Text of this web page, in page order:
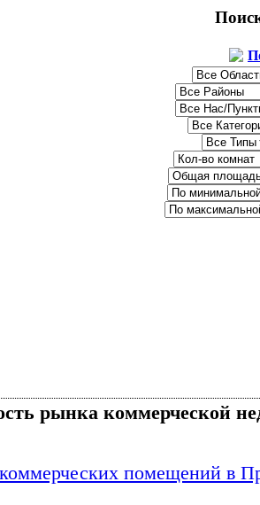
рынка коммерческой
помещений в